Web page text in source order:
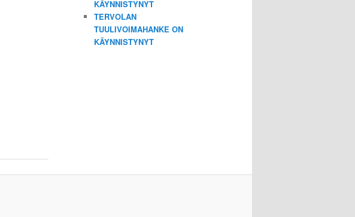
KÄYNNISTYNYT
TERVOLAN
TUULIVOIMAHANKE ON
KÄYNNISTYNYT